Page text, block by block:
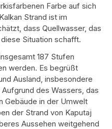
Farbe auf sich
Strand ist im
dass Quellwasser, das
Situation schafft.
187 Stufen
werden. Es begrüßt
Ausland, insbesondere
des Wassers, das
Gebäude in der Umwelt
der Strand von Kaputaj
Aussehen weitgehend